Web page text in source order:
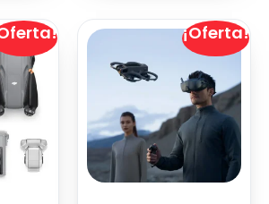
¡Oferta!